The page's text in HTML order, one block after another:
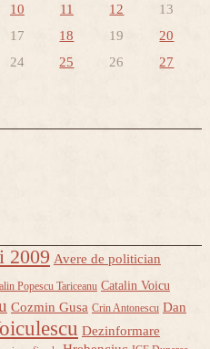
10 11 12
13
17 18 19
20
24 25 26
27
2009 Avere de politician
Popescu Tariceanu Catalin Voicu
Cozmin Gusa Crin Antonescu Dan
Dezinformare